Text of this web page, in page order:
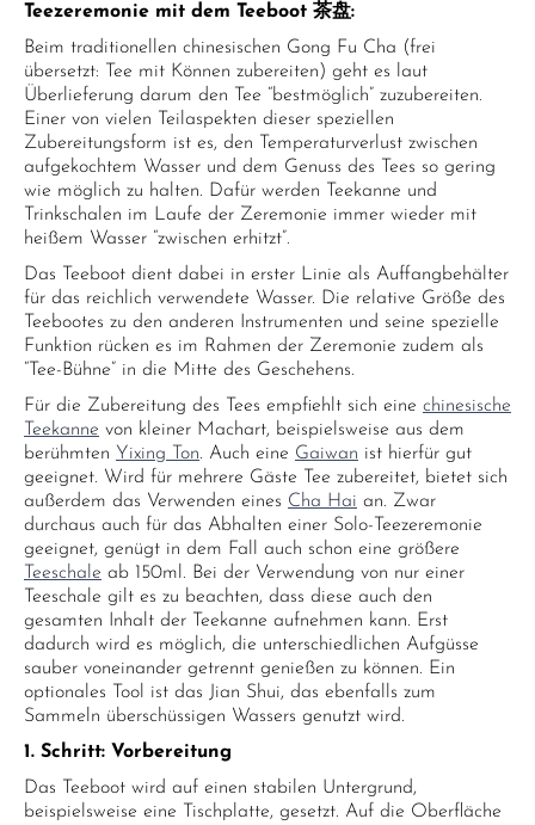
Teezeremonie mit dem Teeboot 茶盘:
Beim traditionellen chinesischen Gong Fu Cha (frei
übersetzt: Tee mit Können zubereiten) geht es laut
Überlieferung darum den Tee “bestmöglich” zuzubereiten.
Einer von vielen Teilaspekten dieser speziellen
Zubereitungsform ist es, den Temperaturverlust zwischen
aufgekochtem Wasser und dem Genuss des Tees so gering
wie möglich zu halten. Dafür werden Teekanne und
Trinkschalen im Laufe der Zeremonie immer wieder mit
heißem Wasser “zwischen erhitzt”.
Das Teeboot dient dabei in erster Linie als Auffangbehälter
für das reichlich verwendete Wasser. Die relative Größe des
Teebootes zu den anderen Instrumenten und seine spezielle
Funktion rücken es im Rahmen der Zeremonie zudem als
“Tee-Bühne” in die Mitte des Geschehens.
Für die Zubereitung des Tees empfiehlt sich eine chinesische
Teekanne von kleiner Machart, beispielsweise aus dem
berühmten Yixing Ton. Auch eine Gaiwan ist hierfür gut
geeignet. Wird für mehrere Gäste Tee zubereitet, bietet sich
außerdem das Verwenden eines Cha Hai an. Zwar
durchaus auch für das Abhalten einer Solo-Teezeremonie
geeignet, genügt in dem Fall auch schon eine größere
Teeschale ab 150ml. Bei der Verwendung von nur einer
Teeschale gilt es zu beachten, dass diese auch den
gesamten Inhalt der Teekanne aufnehmen kann. Erst
dadurch wird es möglich, die unterschiedlichen Aufgüsse
sauber voneinander getrennt genießen zu können. Ein
optionales Tool ist das Jian Shui, das ebenfalls zum
Sammeln überschüssigen Wassers genutzt wird.
1. Schritt: Vorbereitung
Das Teeboot wird auf einen stabilen Untergrund,
beispielsweise eine Tischplatte, gesetzt. Auf die Oberfläche